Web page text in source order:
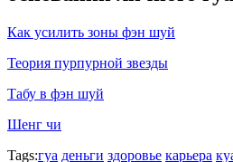
Как усилить зоны фэн шуй
Теория пурпурной звезды
Табу в фэн шуй
Шенг чи
Tags:гуа деньги здоровье карьера